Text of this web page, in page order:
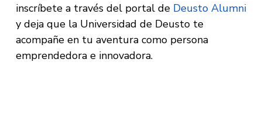
inscríbete a través del portal de Deusto Alumni
y deja que la Universidad de Deusto te
acompañe en tu aventura como persona
emprendedora e innovadora.